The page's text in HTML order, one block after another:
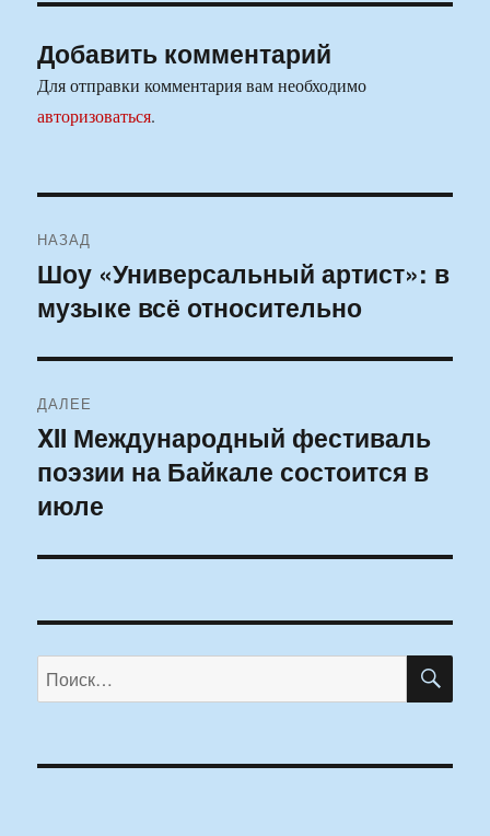
Добавить комментарий
Для отправки комментария вам необходимо
авторизоваться.
по
записям
НАЗАД
Предыдущая
запись:
Шоу «Универсальный артист»: в
музыке всё относительно
ДАЛЕЕ
Следующая
запись:
XII Международный фестиваль
поэзии на Байкале состоится в
июле
Искать: